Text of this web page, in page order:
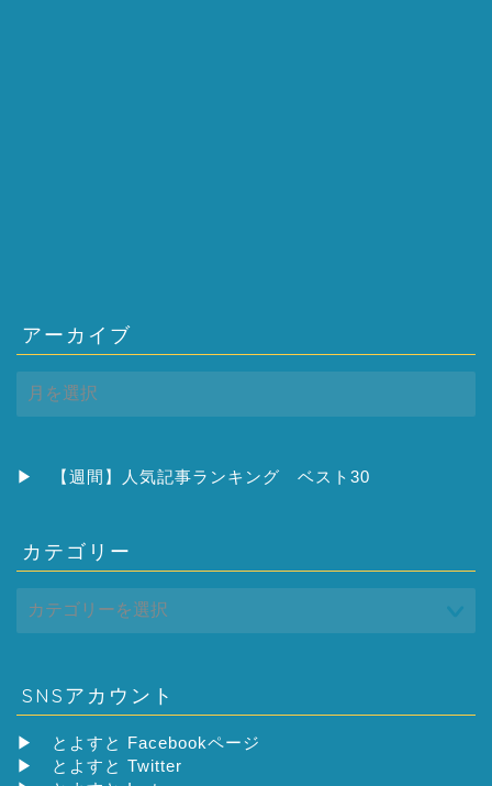
アーカイブ
ー
ブ
▶ 【週間】人気記事ランキング ベスト30
カテゴリー
SNSアカウント
▶
とよすと Facebookページ
▶
とよすと Twitter